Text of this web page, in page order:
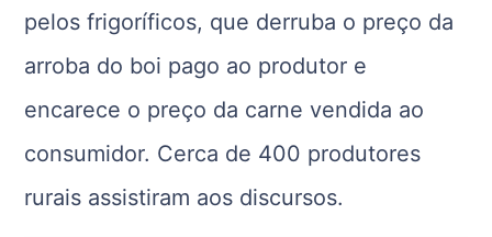
pelos frigoríficos, que derruba o preço da
arroba do boi pago ao produtor e
encarece o preço da carne vendida ao
consumidor. Cerca de 400 produtores
rurais assistiram aos discursos.